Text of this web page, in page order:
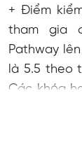
+ Điểm
tham gia
Pathway
là 5.5 theo
Các khóa